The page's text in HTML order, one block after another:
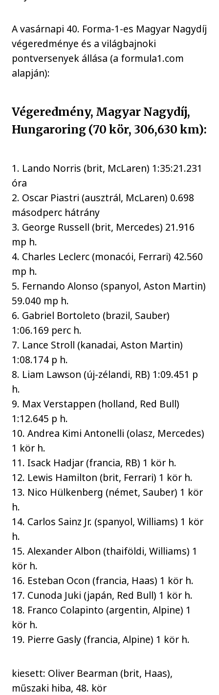
A vasárnapi 40. Forma-1-es Magyar Nagydíj
végeredménye és a világbajnoki
pontversenyek állása (a formula1.com
alapján):
Végeredmény, Magyar Nagydíj,
Hungaroring (70 kör, 306,630 km):
1. Lando Norris (brit, McLaren) 1:35:21.231
óra
2. Oscar Piastri (ausztrál, McLaren) 0.698
másodperc hátrány
3. George Russell (brit, Mercedes) 21.916
mp h.
4. Charles Leclerc (monacói, Ferrari) 42.560
mp h.
5. Fernando Alonso (spanyol, Aston Martin)
59.040 mp h.
6. Gabriel Bortoleto (brazil, Sauber)
1:06.169 perc h.
7. Lance Stroll (kanadai, Aston Martin)
1:08.174 p h.
8. Liam Lawson (új-zélandi, RB) 1:09.451 p
h.
9. Max Verstappen (holland, Red Bull)
1:12.645 p h.
10. Andrea Kimi Antonelli (olasz, Mercedes)
1 kör h.
11. Isack Hadjar (francia, RB) 1 kör h.
12. Lewis Hamilton (brit, Ferrari) 1 kör h.
13. Nico Hülkenberg (német, Sauber) 1 kör
h.
14. Carlos Sainz Jr. (spanyol, Williams) 1 kör
h.
15. Alexander Albon (thaiföldi, Williams) 1
kör h.
16. Esteban Ocon (francia, Haas) 1 kör h.
17. Cunoda Juki (japán, Red Bull) 1 kör h.
18. Franco Colapinto (argentin, Alpine) 1
kör h.
19. Pierre Gasly (francia, Alpine) 1 kör h.
kiesett: Oliver Bearman (brit, Haas),
műszaki hiba, 48. kör